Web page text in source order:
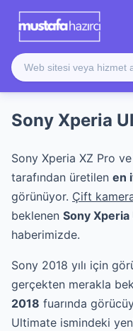
Sony Xperia
Sony Xperia XZ Pro
tarafından üretilen en
görünüyor. Çift
beklenen Sony
haberimizde.
Sony 2018 yılı için
gerçekten merakla
2018 fuarında
Ultimate ismindeki